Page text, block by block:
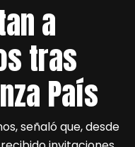
a
tras
País
señaló que, desde